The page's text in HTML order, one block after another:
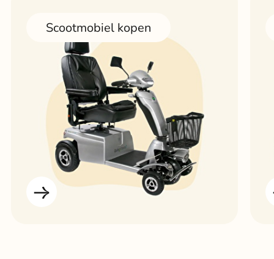
Scootmobiel kopen